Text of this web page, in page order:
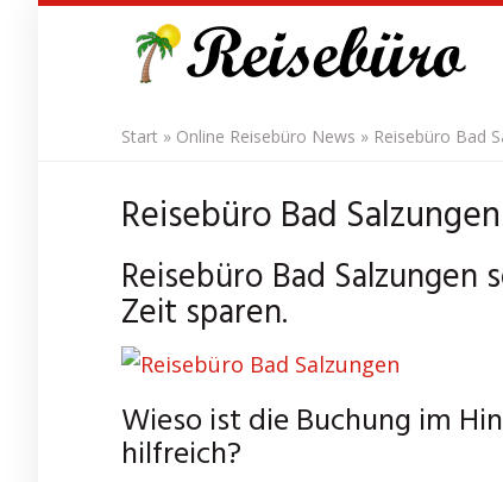
Start » Online Reisebüro News » Reisebüro Bad
Reisebüro Bad
Reisebüro Bad
Zeit sparen.
Wieso ist die Buchung im
hilfreich?